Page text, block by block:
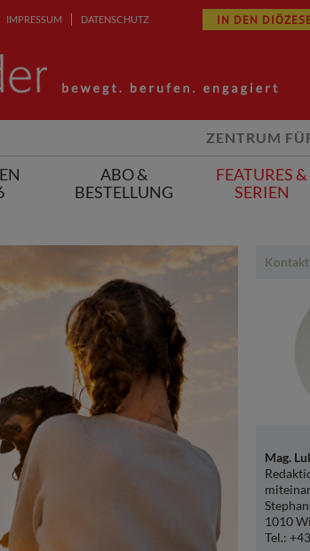
IN DEN
IMPRESSUM DATENSCHUTZ
ZENTRUM
ABO &
BESTELLUNG
FEATURES &
SERIEN
Kontakt
Mag.
1010
Tel.: